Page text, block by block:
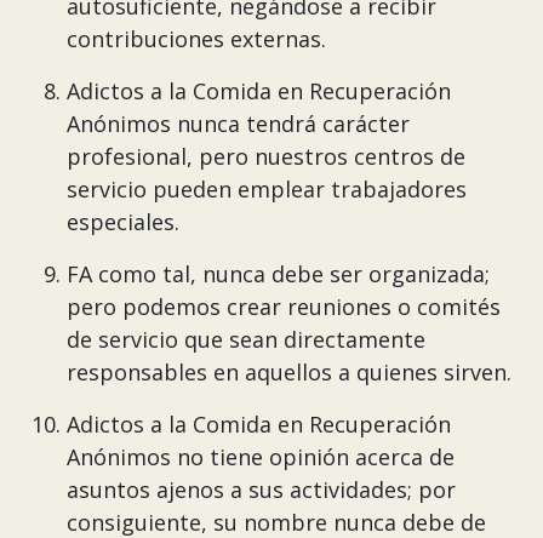
autosuficiente, negándose a recibir
contribuciones externas.
Adictos a la Comida en Recuperación
Anónimos nunca tendrá carácter
profesional, pero nuestros centros de
servicio pueden emplear trabajadores
especiales.
FA como tal, nunca debe ser organizada;
pero podemos crear reuniones o comités
de servicio que sean directamente
responsables en aquellos a quienes sirven.
Adictos a la Comida en Recuperación
Anónimos no tiene opinión acerca de
asuntos ajenos a sus actividades; por
consiguiente, su nombre nunca debe de